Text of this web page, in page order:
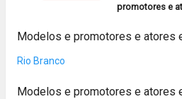
promotores e
Modelos e promotores e atores
Rio Branco
Modelos e promotores e atores